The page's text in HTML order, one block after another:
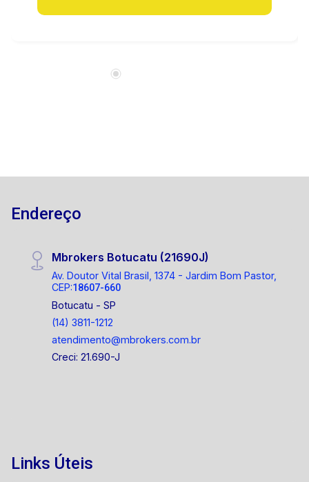
Endereço
Mbrokers Botucatu (21690J)
Av. Doutor Vital Brasil, 1374 - Jardim Bom Pastor,
CEP:18607-660
Botucatu - SP
(14) 3811-1212
atendimento@mbrokers.com.br
Creci: 21.690-J
Links Úteis